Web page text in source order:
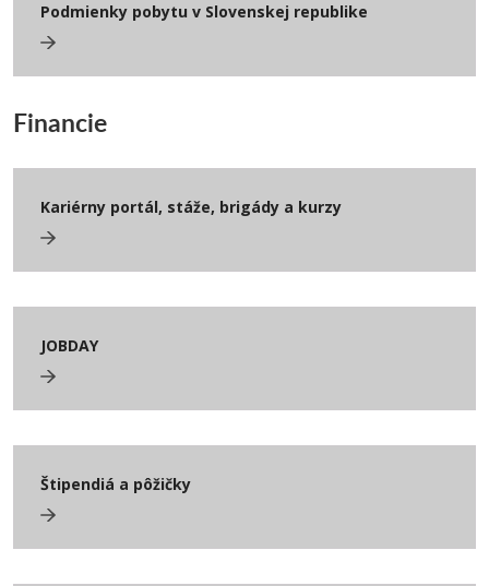
Podmienky pobytu v Slovenskej republike
Financie
Kariérny portál, stáže, brigády a kurzy
JOBDAY
Štipendiá a pôžičky